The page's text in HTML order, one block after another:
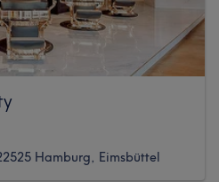
Hamburg, Eimsbüttel